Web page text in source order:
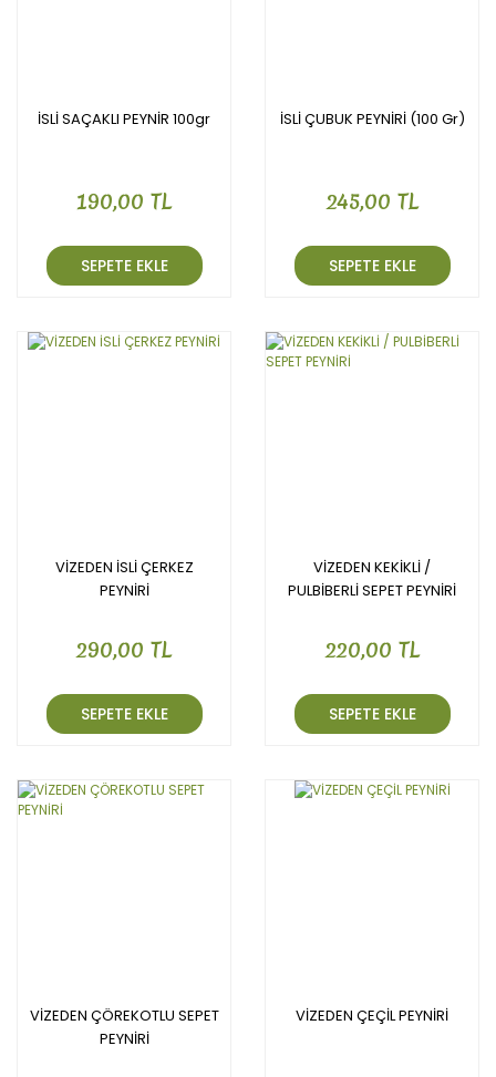
İSLİ SAÇAKLI PEYNİR 100gr
190,00 TL
SEPETE EKLE
İSLİ ÇUBUK PEYNİRİ (100 Gr)
245,00 TL
SEPETE EKLE
VİZEDEN İSLİ ÇERKEZ
PEYNİRİ
290,00 TL
SEPETE EKLE
VİZEDEN KEKİKLİ /
PULBİBERLİ SEPET PEYNİRİ
220,00 TL
SEPETE EKLE
VİZEDEN ÇÖREKOTLU SEPET
PEYNİRİ
VİZEDEN ÇEÇİL PEYNİRİ